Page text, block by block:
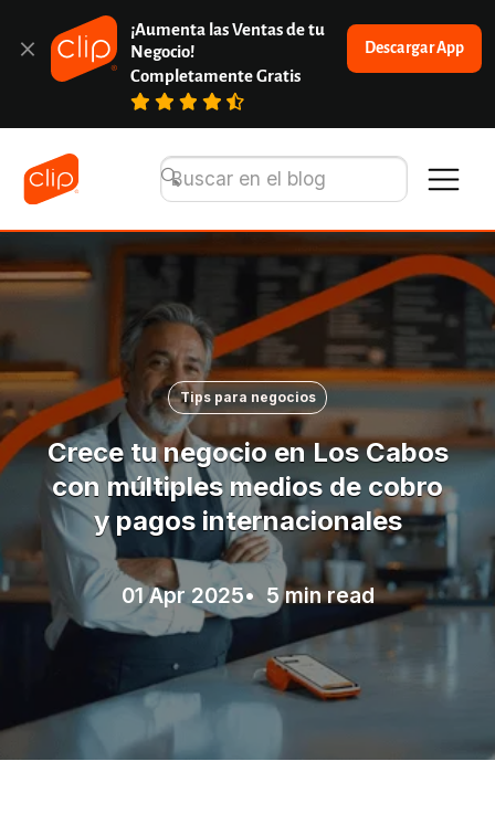
¡Aumenta las Ventas de tu
Negocio!
Completamente Gratis
Descargar App
Tips para negocios
Crece tu negocio en Los Cabos
con múltiples medios de cobro
y pagos internacionales
01 Apr 2025• 5 min read